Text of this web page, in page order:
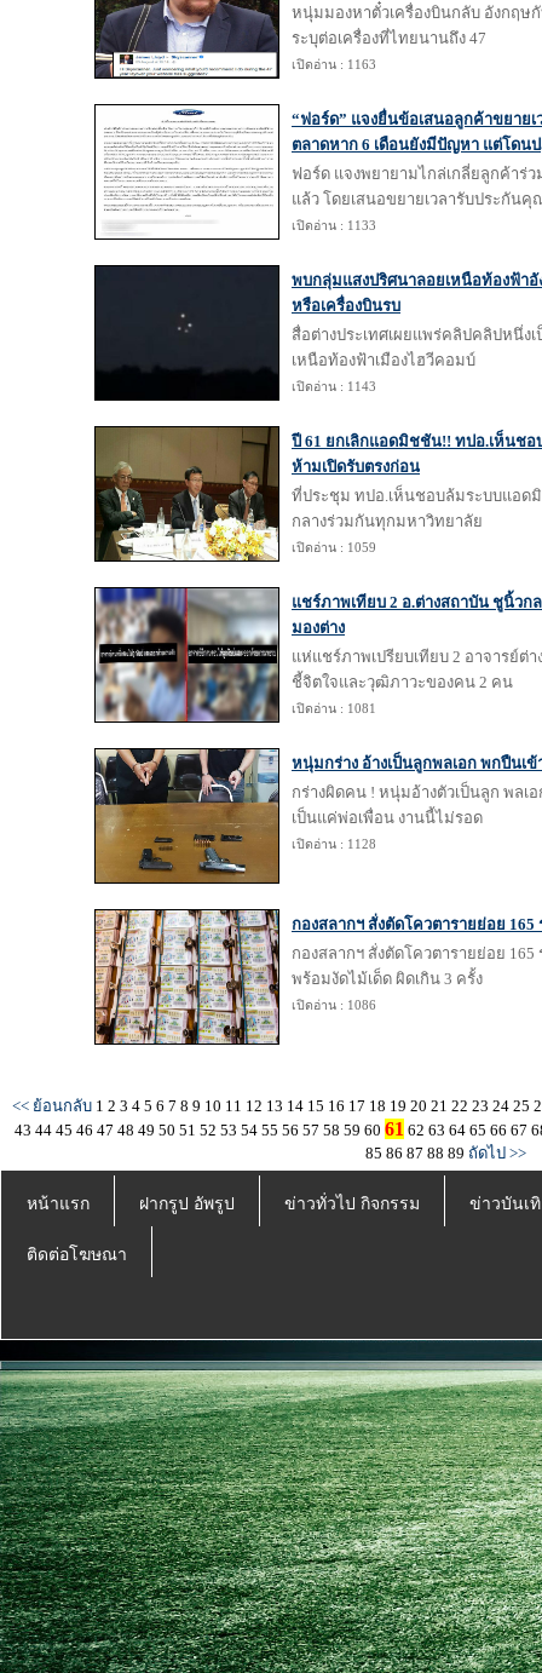
หนุ่มมองหาตั๋วเครื่องบินกลับ อังกฤษกั
ระบุต่อเครื่องที่ไทยนานถึง 47
เปิดอ่าน : 1163
“ฟอร์ด” แจงยื่นข้อเสนอลูกค้าขยาย
ตลาดหาก 6 เดือนยังมีปัญหา แต่โดน
ฟอร์ด แจงพยายามไกล่เกลี่ยลูกค้า
แล้ว โดยเสนอขยายเวลารับประกัน
เปิดอ่าน : 1133
พบกลุ่มแสงปริศนาลอยเหนือท้องฟ้าอั
หรือเครื่องบินรบ
สื่อต่างประเทศเผยแพร่คลิปคลิปหนึ่ง
เหนือท้องฟ้าเมืองไฮวีคอมบ์
เปิดอ่าน : 1143
ปี 61 ยกเลิกแอดมิชชัน!! ทปอ.เห็นช
ห้ามเปิดรับตรงก่อน
ที่ประชุม ทปอ.เห็นชอบล้มระบบแอด
กลางร่วมกันทุกมหาวิทยาลัย
เปิดอ่าน : 1059
แชร์ภาพเทียบ 2 อ.ต่างสถาบัน ชูนิ้วก
มองต่าง
แห่แชร์ภาพเปรียบเทียบ 2 อาจารย์ต่
ชี้จิตใจและวุฒิภาวะของคน 2 คน
เปิดอ่าน : 1081
หนุ่มกร่าง อ้างเป็นลูกพลเอก พกปืนเ
กร่างผิดคน ! หนุ่มอ้างตัวเป็นลูก พลเ
เป็นแค่พ่อเพื่อน งานนี้ไม่รอด
เปิดอ่าน : 1128
กองสลากฯ สั่งตัดโควตารายย่อย 165
กองสลากฯ สั่งตัดโควตารายย่อย 165
พร้อมงัดไม้เด็ด ผิดเกิน 3 ครั้ง
เปิดอ่าน : 1086
<< ย้อนกลับ 1 2 3 4 5 6 7 8 9 10 11 12 13 14 15 16 17 18 19 20 21 22 23 24 25
43 44 45 46 47 48 49 50 51 52 53 54 55 56 57 58 59 60 61 62 63 64 65 66 67
85 86 87 88 89 ถัดไป >>
หน้าแรก ฝากรูป อัพรูป ข่าวทั่วไป กิจกรรม ข่าวบันเ
ติดต่อโฆษณา